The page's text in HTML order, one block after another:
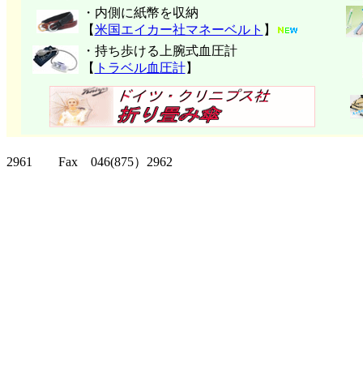
・内側に紙幣を収納
【米国エイカー社マネーベルト 】
・持ち歩ける上腕式血圧計
【 トラベル血圧計】
2961 Fax 046(875）2962